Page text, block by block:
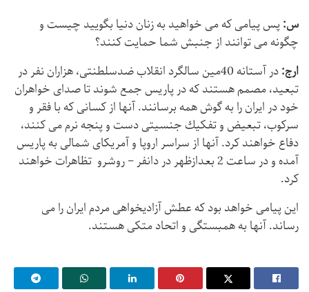
س:پس پیامی که می خواهید به زنان دنیا بگویید چیست و
چگونه می توانند از جنبش شما حمایت کنند؟
ارج:
در آستانه 40مین سالگرد انقلاب ضدسلطنتی، هزاران نفر در
تبعید، مصمم هستند که در پاریس جمع شوند تا صدای خواهران
خود در ایران را به گوش همه برسانند. آنها از كسانی كه با فقر و
سرکوب، تبعیض و تفكیك جنسیتی دست و پنجه نرم می كنند،
دفاع خواهند کرد. آنها از سراسر اروپا و آمریکای شمالی به پاریس
آمده و در ساعت 2 بعدازظهر در دانفر – روشرو تظاهرات خواهند
كرد.
این پیامی خواهد بود كه عطش آزادیخواهی مردم ایران را می
رساند. آنها به همبستگی و اتحاد متکی هستند.